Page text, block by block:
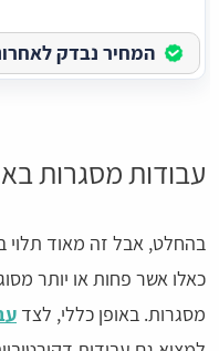
המחיר נבדק
עבודות מסגרות
בהחלט, אבל זה מאוד תלוי
כאלו אשר פחות או יותר
מסגרות. באופן כללי, לצד